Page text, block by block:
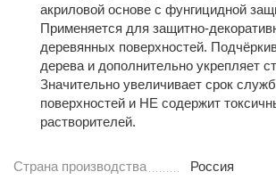
акриловой основе с фунгицидной
Применяется для защитно-
деревянных поверхностей.
дерева и дополнительно укрепляет
Значительно увеличивает срок
поверхностей и НЕ содержит
растворителей.
Страна производства Россия